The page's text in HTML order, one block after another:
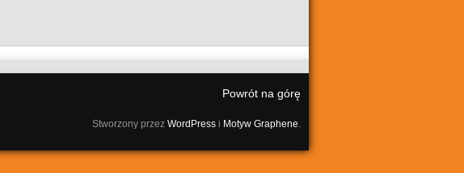
Powrót na górę
Stworzony przez WordPress i Motyw Graphene